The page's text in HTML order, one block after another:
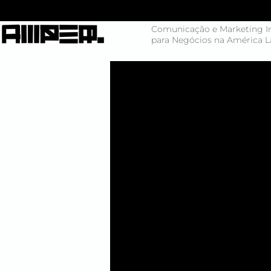
Comunicação e Marketing
para Negócios na América